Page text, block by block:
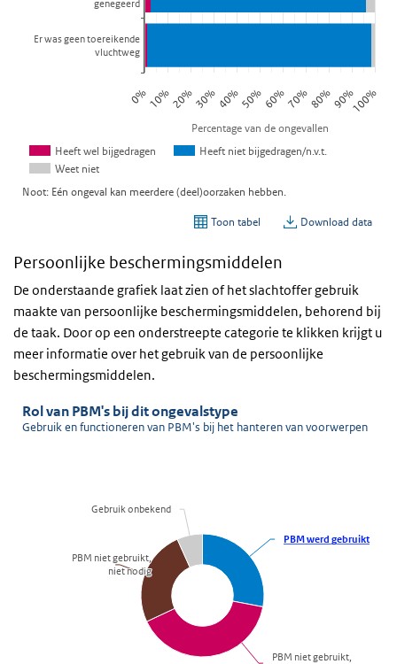
Persoonlijke beschermingsmiddelen
De onderstaande grafiek laat zien of het slachtoffer gebruik
maakte van persoonlijke beschermingsmiddelen, behorend bij
de taak. Door op een onderstreepte categorie te klikken krijgt u
meer informatie over het gebruik van de persoonlijke
beschermingsmiddelen.